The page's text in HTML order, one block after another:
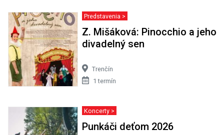
Predstavenia >
Z. Mišáková: Pinocchio a jeho
divadelný sen
Trenčín
1 termín
Koncerty >
Punkáči deťom 2026